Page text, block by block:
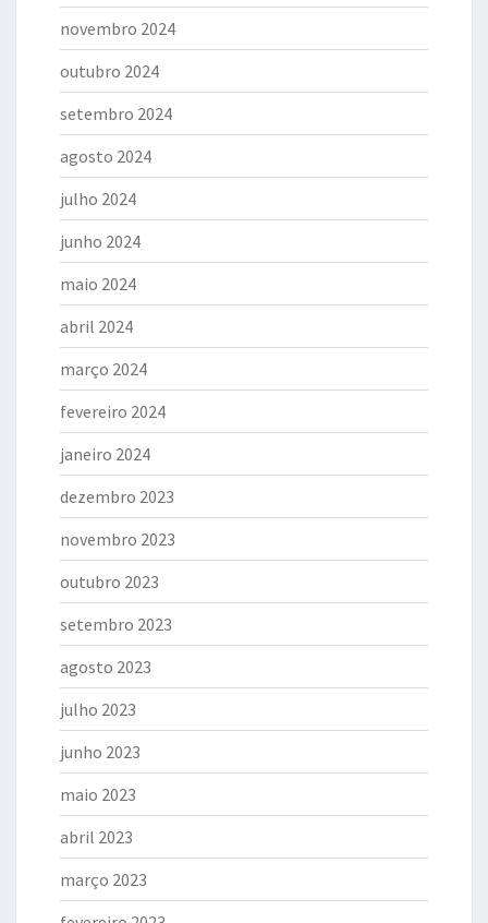
novembro 2024
outubro 2024
setembro 2024
agosto 2024
julho 2024
junho 2024
maio 2024
abril 2024
março 2024
fevereiro 2024
janeiro 2024
dezembro 2023
novembro 2023
outubro 2023
setembro 2023
agosto 2023
julho 2023
junho 2023
maio 2023
abril 2023
março 2023